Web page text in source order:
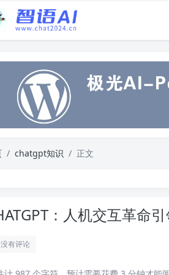
chatgpt知识 正文
：人机交互革命
没有评论